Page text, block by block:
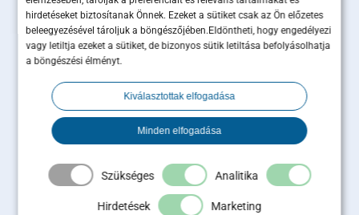
hirdetéseket biztosítanak Önnek. Ezeket a sütiket csak az Ön előzetes
beleegyezésével tároljuk a böngészőjében.Eldöntheti, hogy engedélyezi
vagy letiltja ezeket a sütiket, de bizonyos sütik letiltása befolyásolhatja
a böngészési élményt.
Kiválasztottak elfogadása
Minden elfogadása
Szükséges Analitika
Hirdetések Marketing
A pozicionálás után jön a
pénztermelő kampány – így épül
Masterclass
A legutóbbi Maximum Business Masterclass egy
Tovább olvasom